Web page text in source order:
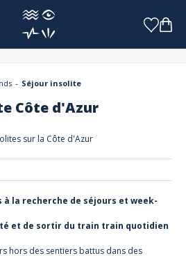
Séjour insolite
Côte d'Azur
sur la Côte d'Azur
à la recherche de séjours et week-
et de sortir du train train quotidien
hors des sentiers battus dans des